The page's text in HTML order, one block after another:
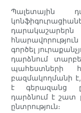
Պալետային
գործել
դարձնում
պահեստների
բազմակողմանի
է գերազանց
դարձնում է շատ
ընտրություն։